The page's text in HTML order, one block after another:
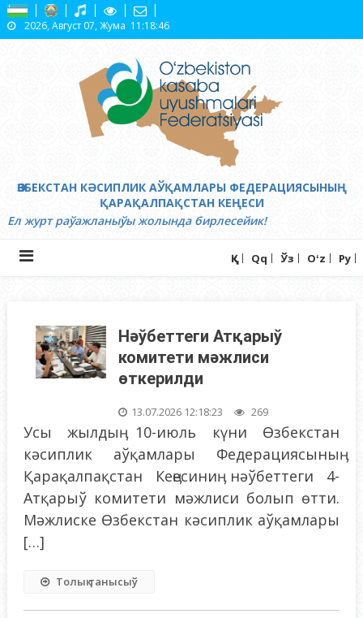
Skip
to
2026, Август 07, Жума 11:18:47
ӨЗБЕКСТАН КӘСИПЛИК АЎҚАМЛАРЫ ФЕДЕРАЦИЯСЫНЫҢ
ҚАРАҚАЛПАҚСТАН КЕҢЕСИ
Ел журт раўажланыўы жолында бирлесейик!
Ққ Qq Ўз Oʻz Ру
Нәўбеттеги Атқарыў
комитети мәжлиси
өткерилди
13.07.2026 12:18:23 269
Усы жылдыӊ 10-июль күни Өзбекстан
кәсиплик аўқамлары Федерациясыныӊ
Қарақалпақстан Кеӊесиниӊ нәўбеттеги 4-
Атқарыў комитети мәжлиси болып өтти.
Мәжлиске Өзбекстан кәсиплик аўқамлары
[…]
Толық танысыў